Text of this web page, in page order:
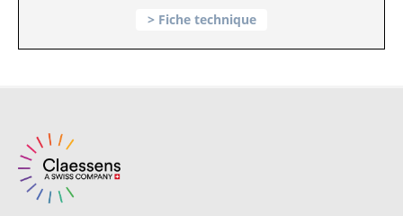
Fiche technique